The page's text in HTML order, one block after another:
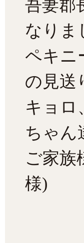
吾妻郡
なりま
ペキニ
の見送
キョロ
ちゃん
ご家族
様)